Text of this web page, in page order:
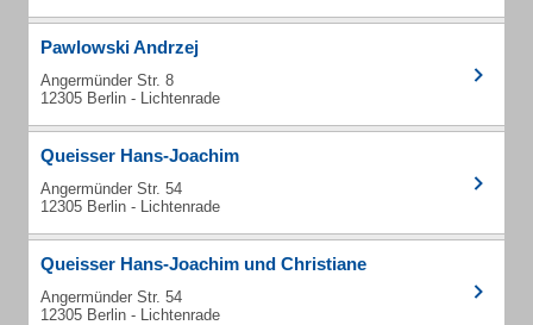
Pawlowski Andrzej
Angermünder Str. 8
12305 Berlin - Lichtenrade
Queisser Hans-Joachim
Angermünder Str. 54
12305 Berlin - Lichtenrade
Queisser Hans-Joachim und Christiane
Angermünder Str. 54
12305 Berlin - Lichtenrade